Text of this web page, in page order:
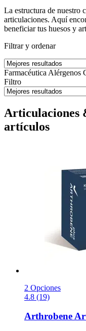
La estructura de nuestro
articulaciones. Aquí
beneficiar tus huesos y
Filtrar y ordenar
Farmacéutica Alérgenos
Filtro
Articulaciones
artículos
2 Opciones
4.8 (19)
Arthrobene